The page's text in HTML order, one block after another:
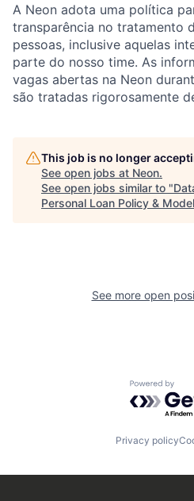
A Neon adota uma política
transparência no tratamento
pessoas, inclusive aquelas
parte do nosso time. As
vagas abertas na Neon
são tratadas rigorosamente
This job is no longer
See open jobs at Neon.
See open jobs similar to "
Personal Loan Policy &
See more open
Powered
Privacy policy